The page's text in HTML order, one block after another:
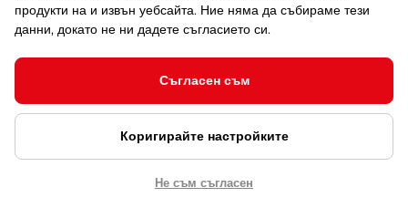
Рекламации и гаранция
Защита на лични данни Открийте ни в ShopMania
Настройки за бисквитки
продукти на и извън уебсайта. Ние няма да събираме тези
данни, докато не ни дадете съгласието си.
Съгласен съм
Коригирайте настройките
Не съм съгласен